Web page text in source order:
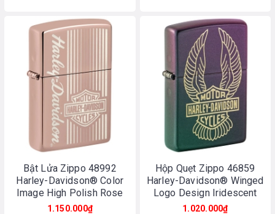
Bật Lửa Zippo 48992
Harley-Davidson® Color
Image High Polish Rose
Gold
1.150.000₫
Hộp Quẹt Zippo 46859
Harley-Davidson® Winged
Logo Design Iridescent
1.020.000₫